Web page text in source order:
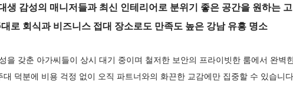
생 감성의 매니저들과 최신 인테리어로 분위기 좋은 공간을 원하는
로 회식과 비즈니스 접대 장소로도 만족도 높은 강남 유흥 명소
을 갖춘 아가씨들이 상시 대기 중이며 철저한 보안의 프라이빗한 룸에서 완벽
덕분에 비용 걱정 없이 오직 파트너와의 화끈한 교감에만 집중할 수 있습니